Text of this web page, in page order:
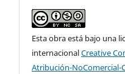
Esta obra está bajo una
internacionalCreative
Atribución-